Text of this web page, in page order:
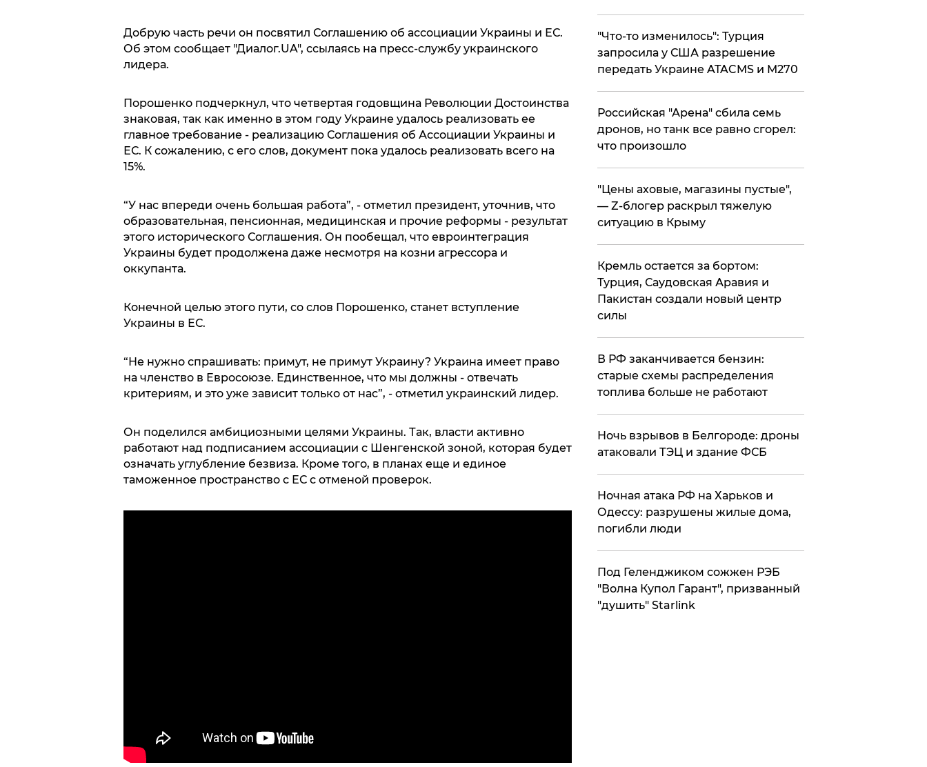
Добрую часть речи он посвятил Соглашению об ассоциации Украины и ЕС.
Об этом сообщает "Диалог.UA", ссылаясь на пресс-службу украинского
лидера.
Порошенко подчеркнул, что четвертая годовщина Революции Достоинства
знаковая, так как именно в этом году Украине удалось реализовать ее
главное требование - реализацию Соглашения об Ассоциации Украины и
ЕС. К сожалению, с его слов, документ пока удалось реализовать всего на
15%.
“У нас впереди очень большая работа”, - отметил президент, уточнив, что
образовательная, пенсионная, медицинская и прочие реформы - результат
этого исторического Соглашения. Он пообещал, что евроинтеграция
Украины будет продолжена даже несмотря на козни агрессора и
оккупанта.
Конечной целью этого пути, со слов Порошенко, станет вступление
Украины в ЕС.
“Не нужно спрашивать: примут, не примут Украину? Украина имеет право
на членство в Евросоюзе. Единственное, что мы должны - отвечать
критериям, и это уже зависит только от нас”, - отметил украинский лидер.
Он поделился амбициозными целями Украины. Так, власти активно
работают над подписанием ассоциации с Шенгенской зоной, которая будет
означать углубление безвиза. Кроме того, в планах еще и единое
таможенное пространство с ЕС с отменой проверок.
​"Что-то изменилось": Турция
запросила у США разрешение
передать Украине ATACMS и M270
​Российская "Арена" сбила семь
дронов, но танк все равно сгорел:
что произошло
​"Цены аховые, магазины пустые",
— Z-блогер раскрыл тяжелую
ситуацию в Крыму
​Кремль остается за бортом:
Турция, Саудовская Аравия и
Пакистан создали новый центр
силы
​В РФ заканчивается бензин:
старые схемы распределения
топлива больше не работают
​Ночь взрывов в Белгороде: дроны
атаковали ТЭЦ и здание ФСБ
​Ночная атака РФ на Харьков и
Одессу: разрушены жилые дома,
погибли люди
Под Геленджиком сожжен РЭБ
"Волна Купол Гарант", призванный
"душить" Starlink